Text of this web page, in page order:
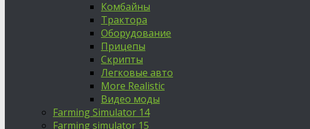
Комбайны
Трактора
Оборудование
Прицепы
Скрипты
Легковые авто
More Realistic
Видео моды
Farming Simulator 14
Farming simulator 15